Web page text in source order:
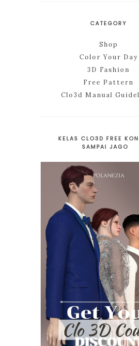
CATEGORY
Shop
Color Your Day
3D Fashion
Free Pattern
Clo3d Manual
KELAS CLO3D FREE
SAMPAI JAGO